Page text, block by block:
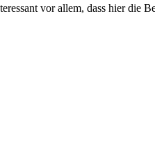
vor allem, dass hier die